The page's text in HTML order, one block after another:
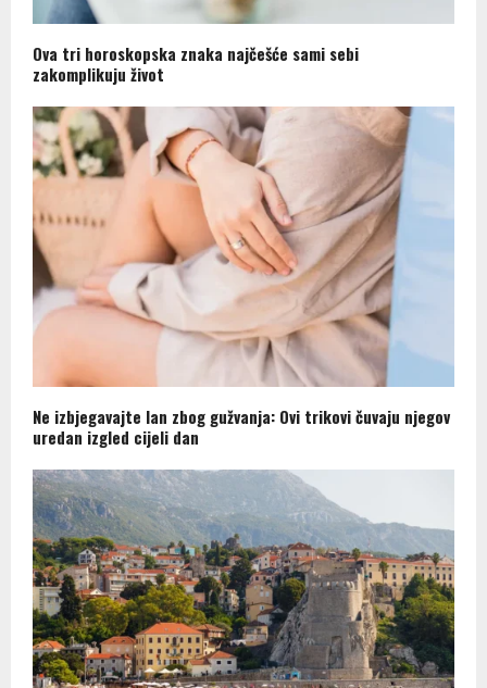
Ova tri horoskopska znaka najčešće sami sebi
zakomplikuju život
Ne izbjegavajte lan zbog gužvanja: Ovi trikovi čuvaju njegov
uredan izgled cijeli dan